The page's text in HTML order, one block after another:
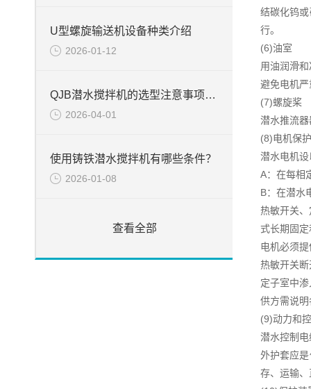
U型螺旋输送机设备种类介绍
2026-01-12
QJB潜水搅拌机的选型注意事项周知
2026-04-01
使用铸铁潜水搅拌机有哪些条件？
2026-01-08
查看全部
结碳化钨
行。
(6)油室
用油润滑
避免电机
(7)螺旋桨
潜水推流
(8)电机保护
潜水电机
A：在每相
B：在潜水
热敏开关
式长期固
电机必须
热敏开关
定子室中
供方需说
(9)动力和
潜水控制
外护套应
存、运输